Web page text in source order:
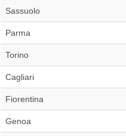
Sassuolo
Parma
Torino
Cagliari
Fiorentina
Genoa